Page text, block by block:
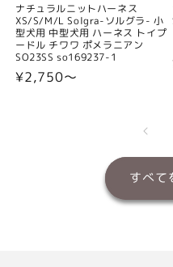
ナチュラルニットハーネス
XS/S/M/L Solgra-ソルグラ- 小
型犬用 中型犬用 ハーネス トイプ
ードル チワワ ポメラニアン
SO23SS so169237-1
通
¥2,750〜
すべて